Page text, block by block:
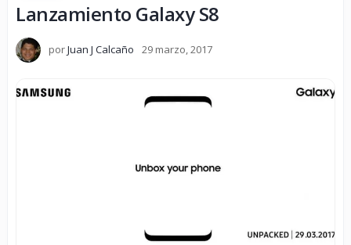
Lanzamiento Galaxy S8
porJuan J Calcaño 29 marzo, 2017